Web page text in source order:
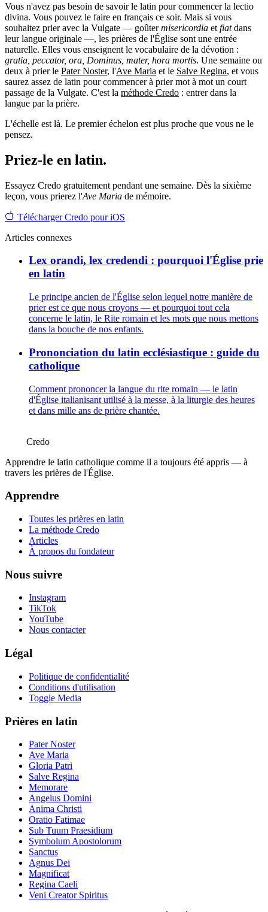
Vous n'avez pas besoin de savoir le latin pour commencer la lectio
divina. Vous pouvez le faire en français ce soir. Mais si vous
souhaitez prier avec la Vulgate — goûtermisericordia et fiatdans
leur langue originale —, les prières de l'Église sont une entrée
naturelle. Elles vous enseignent le vocabulaire de la dévotion :
gratia, peccator, ora, Dominus, mater, hora mortis. Une semaine ou
deux à prier le Pater Noster, l'Ave Maria et le Salve Regina, et vous
saurez assez de latin pour commencer à prier mot à mot un court
passage de la Vulgate. C'est la méthode Credo : entrer dans la
langue par la prière.
L'échelle est là. Le premier échelon est plus proche que vous ne le
pensez.
Priez-le en latin.
Essayez Credo gratuitement pendant une semaine. Dès la sixième
leçon, vous prierez l'Ave Maria de mémoire.
Télécharger Credo pour iOS
Articles connexes
Lex orandi, lex credendi : pourquoi l'Église prie
en latin
Le principe ancien de l'Église selon lequel notre manière de
prier est ce que nous croyons — et pourquoi tout cela
concerne le latin, le Rite romain et les mots que nous mettons
dans la bouche de nos enfants.
Prononciation du latin ecclésiastique : guide du
catholique
Comment prononcer la langue du rite romain — le latin
d'Église italianisant utilisé à la messe, à la liturgie des heures
et dans mille ans de prière chantée.
Credo
Apprendre le latin catholique comme il a toujours été appris — à
travers les prières de l'Église.
Apprendre
Toutes les prières en latin
La méthode Credo
Articles
À propos du fondateur
Nous suivre
Instagram
TikTok
YouTube
Nous contacter
Légal
Politique de confidentialité
Conditions d'utilisation
Toggle Media
Prières en latin
Pater Noster
Ave Maria
Gloria Patri
Salve Regina
Memorare
Angelus Domini
Anima Christi
Oratio Fatimae
Sub Tuum Praesidium
Symbolum Apostolorum
Sanctus
Agnus Dei
Magnificat
Regina Caeli
Veni Creator Spiritus